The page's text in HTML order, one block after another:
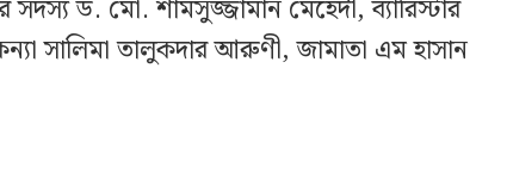
সদস্য ড. মো. শামসুজ্জামান মেহেদী, ব্যারিস্টার
সালিমা তালুকদার আরুণী, জামাতা এম হাসান